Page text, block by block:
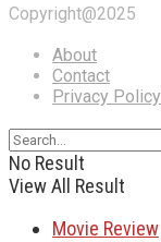
Copyright@2025
About
Contact
Privacy Policy
No Result
View All Result
Movie Review